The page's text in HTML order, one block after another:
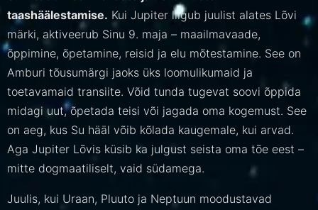
taashäälestamise. Kui Jupiter liigub juulist alates Lõvi
märki, aktiveerub Sinu 9. maja – maailmavaade,
õppimine, õpetamine, reisid ja elu mõtestamine. See on
Amburi tõusumärgi jaoks üks loomulikumaid ja
toetavamaid transiite. Võid tunda tugevat soovi õppida
midagi uut, õpetada teisi või jagada oma kogemust. See
on aeg, kus Su hääl võib kõlada kaugemale, kui arvad.
Aga Jupiter Lõvis küsib ka julgust seista oma tõe eest –
mitte dogmaatiliselt, vaid südamega.
Juulis, kui Uraan, Pluuto ja Neptuun moodustavad